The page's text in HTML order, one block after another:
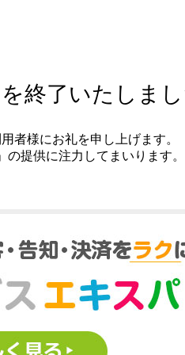
終了いたしま
者様にお礼を申し上げます。
提供に注力してまいります。